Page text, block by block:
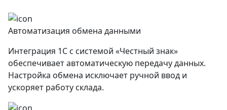
Автоматизация обмена данными
Интеграция 1С с системой «Честный знак»
обеспечивает автоматическую передачу данных.
Настройка обмена исключает ручной ввод и
ускоряет работу склада.